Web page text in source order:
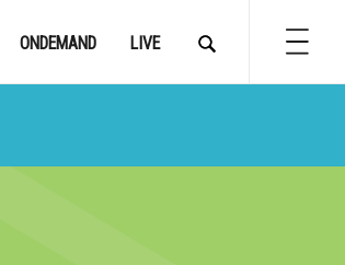
LIVE
ONDEMAND